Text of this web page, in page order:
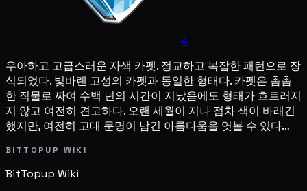
4
우아하고 고급스러운 자색 카펫. 정교하고 복잡한 패턴으로 장
식되었다. 빛바랜 고성의 카펫과 동일한 형태다. 카펫은 촘촘
한 직물로 짜여 수백 년의 시간이 지났음에도 형태가 흐트러지
지 않고 여전히 견고하다. 오랜 세월이 지나 점차 색이 바래긴
했지만, 여전히 고대 문명이 남긴 아름다움을 엿볼 수 있다…
BITTOPUP WIKI
BitTopup Wiki